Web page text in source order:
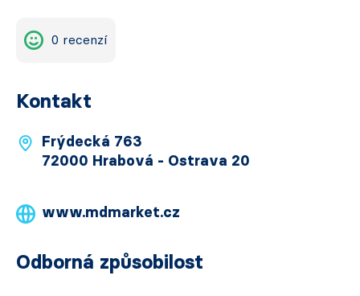
0 recenzí
Kontakt
Frýdecká 763
72000 Hrabová - Ostrava 20
www.mdmarket.cz
Odborná způsobilost